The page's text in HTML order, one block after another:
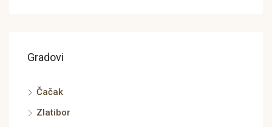
Gradovi
Čačak
Zlatibor